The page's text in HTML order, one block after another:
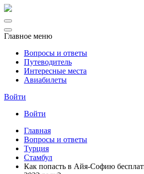
Главное меню
Вопросы и ответы
Путеводитель
Интересные места
Авиабилеты
Войти
Войти
Главная
Вопросы и ответы
Турция
Стамбул
Как попасть в Айя-Софию